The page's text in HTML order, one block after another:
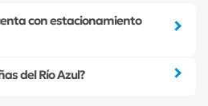
con estacionamiento
del Río Azul?